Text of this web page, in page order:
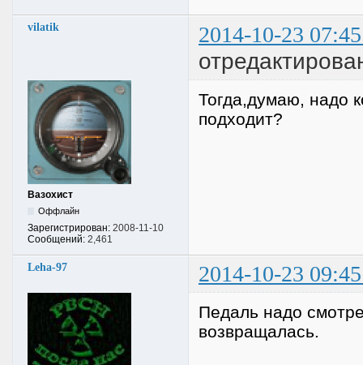
vilatik 2014-10-23
Вазохист
Оффлайн
Зарегистрирован: 2008-11-10
Сообщений: 2,461
Тогда,думаю, надо
подходит?
Leha-97 2014-10-23
Педаль надо
возвращалась.